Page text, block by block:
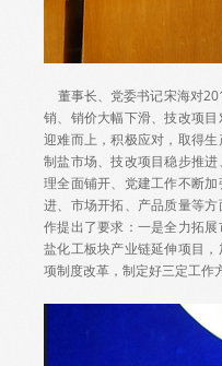
董事长、党委书记宋海对
销、销价大幅下滑、技改项
迎难而上，积极应对，取得
制盐市场、技改项目稳步推
理全面铺开、党建工作不断
进、市场开拓、产品质量等
作提出了要求：一是全力拓
盐化工板块产业链延伸项目
项制度改革，制定好三定工作